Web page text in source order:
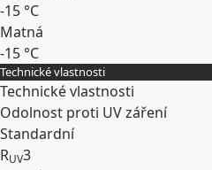
-15 °C
Matná
-15 °C
Rozbalit
Technické vlastnosti
Technické vlastnosti
Odolnost proti UV záření
Standardní
RUV3